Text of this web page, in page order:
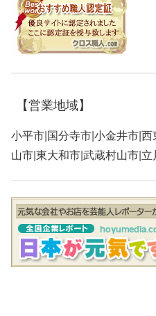
【営業地域】
小平市|国分寺市|小金井市|
山市|東大和市|武蔵村山市|